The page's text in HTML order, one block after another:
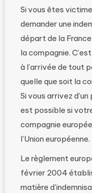
Si vous êtes
demander une
départ de la
la compagnie.
à l’arrivée de tout
quelle que soit la
Si vous arrivez
est possible si
compagnie
l’Union européenne.
Le règlement
février 2004
matière